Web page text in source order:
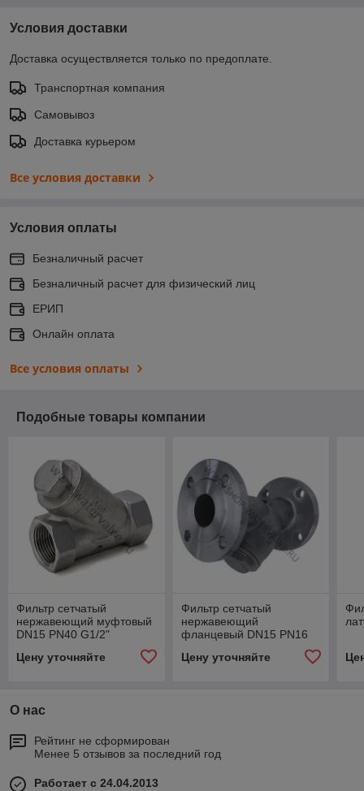
Условия доставки
Доставка осуществляется только по предоплате.
Транспортная компания
Самовывоз
Доставка курьером
Все условия доставки
Условия оплаты
Безналичный расчет
Безналичный расчет для физический лиц
ЕРИП
Онлайн оплата
Все условия оплаты
Подобные товары компании
Фильтр сетчатый
нержавеющий муфтовый
DN15 PN40 G1/2"
Цену уточняйте
Фильтр сетчатый
нержавеющий
фланцевый DN15 PN16
Цену уточняйте
О нас
Рейтинг не сформирован
Менее 5 отзывов за последний год
Работает с 24.04.2013